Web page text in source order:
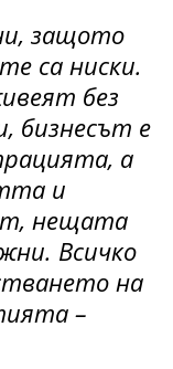
защото
са ниски.
без
бизнесът е
а
и
нещата
Всичко
на
–